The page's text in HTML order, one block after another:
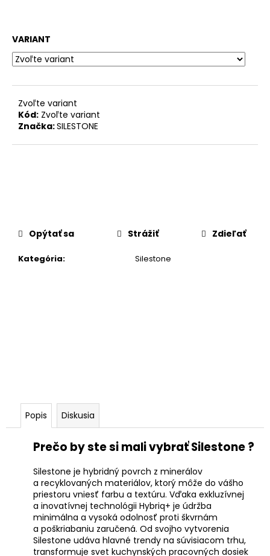
VARIANT
Zvoľte variant
Kód: Zvoľte variant
Značka:SILESTONE
Kategória: Silestone
Opýtať sa Strážiť Zdieľať
Popis Diskusia
Prečo by ste si mali vybrať Silestone ?
Silestone je hybridný povrch z minerálov
a recyklovaných materiálov, ktorý môže do vášho
priestoru vniesť farbu a textúru. Vďaka exkluzívnej
a inovatívnej technológii Hybriq+ je údržba
minimálna a vysoká odolnosť proti škvrnám
a poškriabaniu zaručená. Od svojho vytvorenia
Silestone udáva hlavné trendy na súvisiacom trhu,
transformuje svet kuchynských pracovných dosiek
m
e